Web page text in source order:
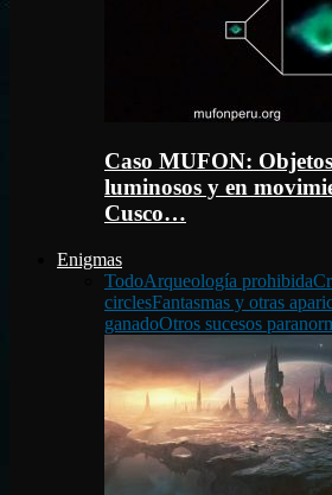
Caso MUFON:
luminosos y en
Cusco…
Enigmas
TodoArqueología prohibida
circlesFantasmas y otras
ganadoOtros sucesos